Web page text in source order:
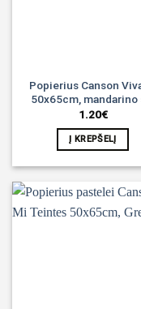
Popierius Canson
50x65cm, mandarino
1.20€
Į KREPŠELĮ